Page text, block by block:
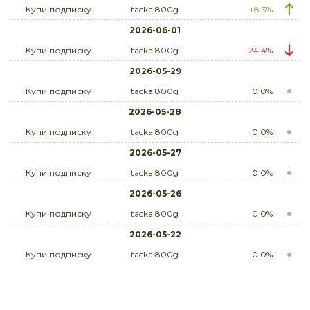
Купи подписку
tacka 800g
+8.3%
2026-06-01
Купи подписку
tacka 800g
-24.4%
2026-05-29
Купи подписку
tacka 800g
0.0%
2026-05-28
Купи подписку
tacka 800g
0.0%
2026-05-27
Купи подписку
tacka 800g
0.0%
2026-05-26
Купи подписку
tacka 800g
0.0%
2026-05-22
Купи подписку
tacka 800g 0.0%